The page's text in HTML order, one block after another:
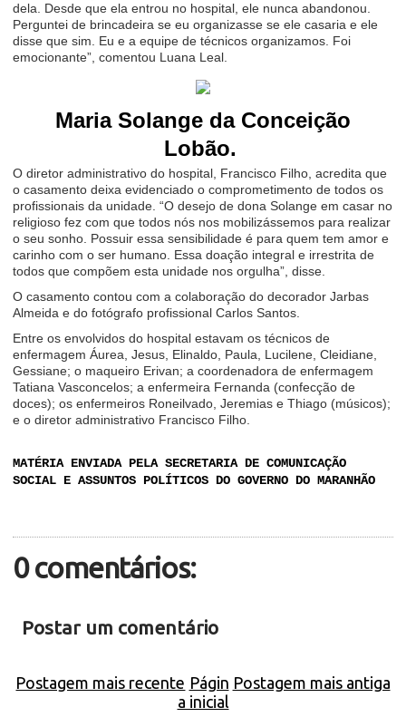
dela. Desde que ela entrou no hospital, ele nunca abandonou.
Perguntei de brincadeira se eu organizasse se ele casaria e ele
disse que sim. Eu e a equipe de técnicos organizamos. Foi
emocionante”, comentou Luana Leal.
Maria Solange da Conceição
Lobão.
O diretor administrativo do hospital, Francisco Filho, acredita que
o casamento deixa evidenciado o comprometimento de todos os
profissionais da unidade. “O desejo de dona Solange em casar no
religioso fez com que todos nós nos mobilizássemos para realizar
o seu sonho. Possuir essa sensibilidade é para quem tem amor e
carinho com o ser humano. Essa doação integral e irrestrita de
todos que compõem esta unidade nos orgulha”, disse.
O casamento contou com a colaboração do decorador Jarbas
Almeida e do fotógrafo profissional Carlos Santos.
Entre os envolvidos do hospital estavam os técnicos de
enfermagem Áurea, Jesus, Elinaldo, Paula, Lucilene, Cleidiane,
Gessiane; o maqueiro Erivan; a coordenadora de enfermagem
Tatiana Vasconcelos; a enfermeira Fernanda (confecção de
doces); os enfermeiros Roneilvado, Jeremias e Thiago (músicos);
e o diretor administrativo Francisco Filho.
MATÉRIA ENVIADA PELA SECRETARIA DE COMUNICAÇÃO
SOCIAL E ASSUNTOS POLÍTICOS DO GOVERNO DO MARANHÃO
0 comentários:
Postar um comentário
Postagem mais recente Postagem mais antiga
Págin
a inicial